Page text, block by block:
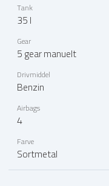
Tank
35 l
Gear
5 gear manuelt
Drivmiddel
Benzin
Airbags
4
Farve
Sortmetal